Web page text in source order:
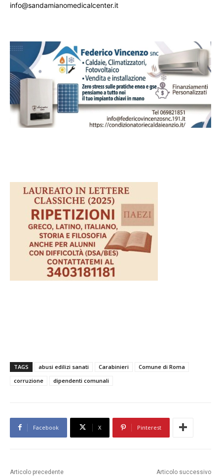
info@sandamianomedicalcenter.it
TAGS abusi edilizi sanati Carabinieri
Comune di Roma
corruzione
dipendenti comunali
Facebook X Pinterest
Articolo precedente Articolo successivo